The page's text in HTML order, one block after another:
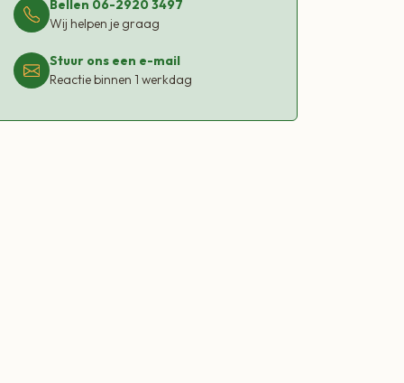
Bellen 06-2920 3497
Wij helpen je graag
Stuur ons een e-mail
Reactie binnen 1 werkdag